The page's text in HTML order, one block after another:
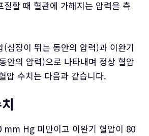
질할 때 혈관에 가해지는 압력을 측
(심장이 뛰는 동안의 압력)과 이완기
안의 압력)으로 나타내며 정상 혈압
압 수치는 다음과 같습니다.
mm Hg 미만이고 이완기 혈압이 80